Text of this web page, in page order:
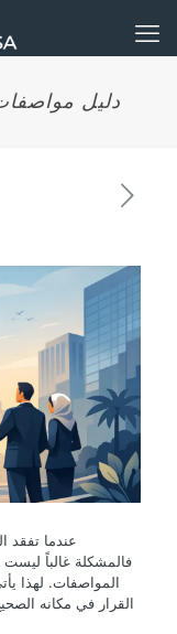
دليل
عندما تفقد
فالمشكلة غالباً
المواصفات. لهذا
القرار في مكانه